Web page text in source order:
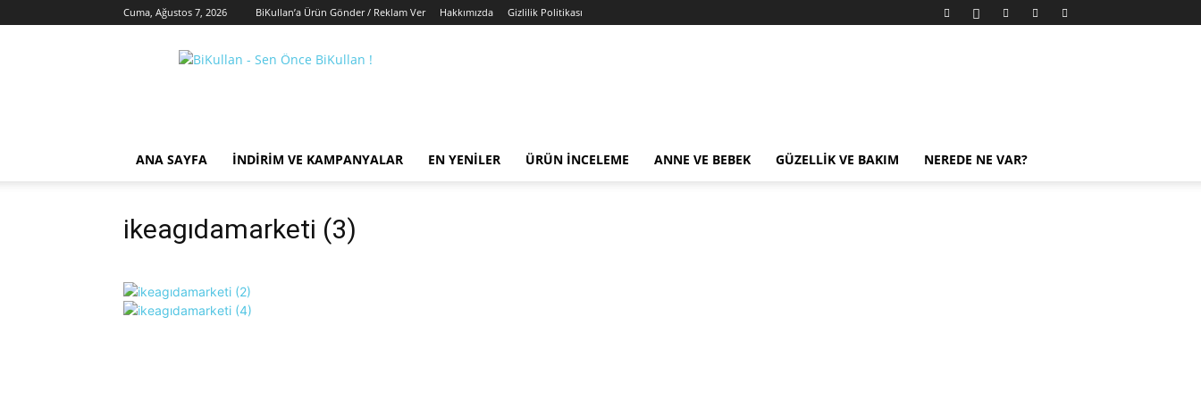
Cuma, Ağustos 7, 2026 BiKullan’a Ürün Gönder / Reklam Ver Hakkımızda Gizlilik Politikası
BiKullan
ANA SAYFA İNDIRIM VE KAMPANYALAR EN YENILER ÜRÜN İNCELEME ANNE VE BEBEK GÜZELLIK VE BAKIM NEREDE NE VAR?
ikeagıdamarketi (3)